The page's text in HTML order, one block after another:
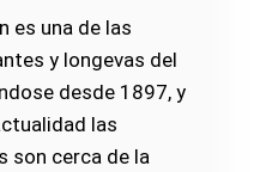
es una de las
y longevas del
desde 1897, y
las
son cerca de la